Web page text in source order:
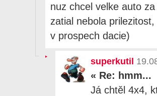
nuz chcel velke auto
zatial nebola
v prospech dacie)
superkutil
« Re: hmm...
Já chtěl 4x4,